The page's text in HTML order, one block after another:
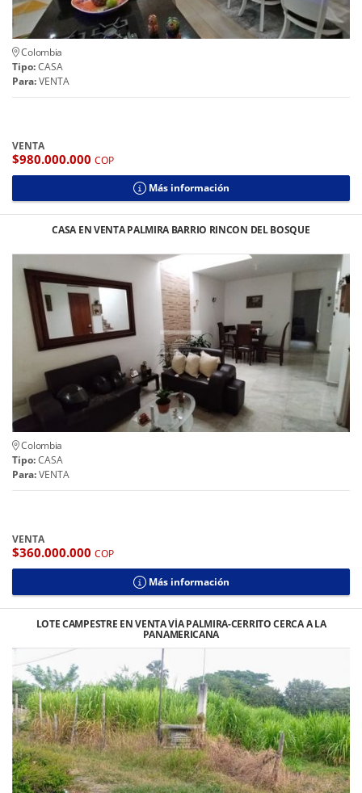
Colombia
Tipo:CASA
Para:VENTA
VENTA
$980.000.000 COP
Más información
CASA EN VENTA PALMIRA BARRIO RINCON DEL BOSQUE
Colombia
Tipo:CASA
Para:VENTA
VENTA
$360.000.000 COP
Más información
LOTE CAMPESTRE EN VENTA VÍA PALMIRA-CERRITO CERCA A LA
PANAMERICANA